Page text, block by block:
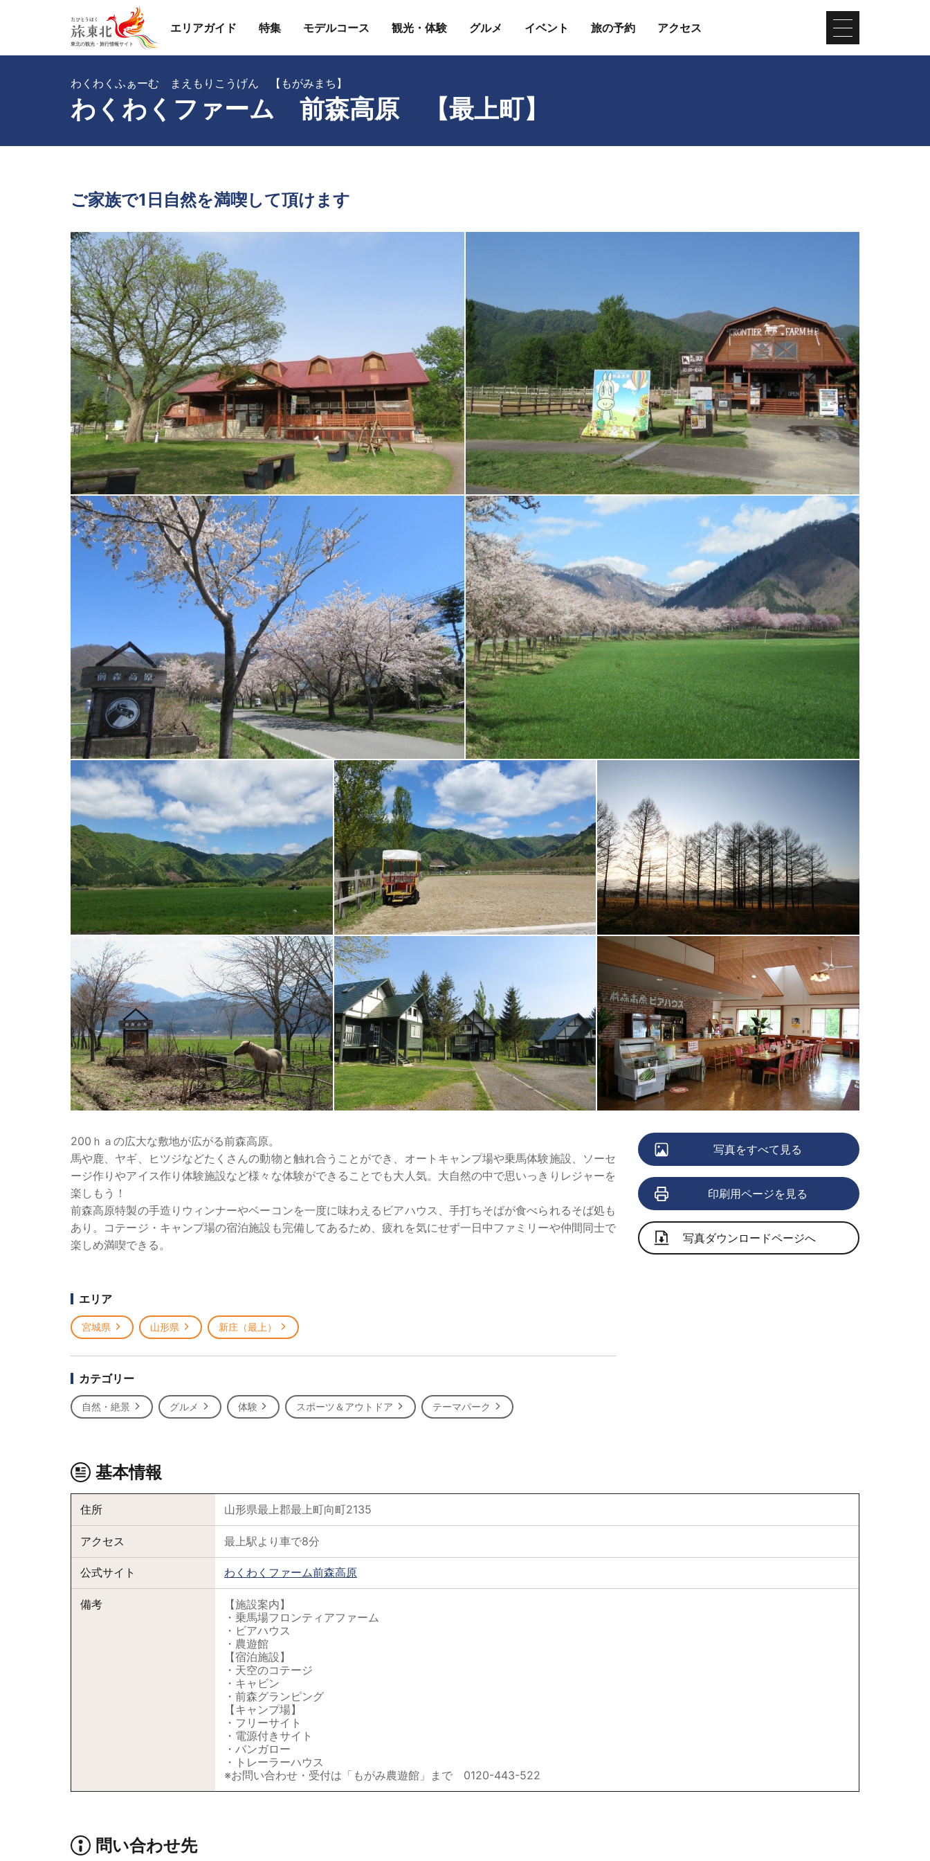
エリアガイド 特集 モデルコース 観光・体験 グルメ イベント 旅の予約 アクセス
わくわくファーム 前森高原 【最上町】
わくわくふぁーむ まえもりこうげん 【もがみまち】
ご家族で1日自然を満喫して頂けます
200ｈａの広大な敷地が広がる前森高原。
馬や鹿、ヤギ、ヒツジなどたくさんの動物と触れ合うことができ、オートキャンプ場や乗馬体験施設、ソーセ
ージ作りやアイス作り体験施設など様々な体験ができることでも大人気。大自然の中で思いっきりレジャーを
楽しもう！
前森高原特製の手造りウィンナーやベーコンを一度に味わえるビアハウス、手打ちそばが食べられるそば処も
あり。コテージ・キャンプ場の宿泊施設も完備してあるため、疲れを気にせず一日中ファミリーや仲間同士で
楽しめ満喫できる。
エリア
宮城県 山形県 新庄（最上）
カテゴリー
自然・絶景 グルメ 体験 スポーツ＆アウトドア テーマパーク
写真をすべて見る
印刷用ページを見る
写真ダウンロードページへ
基本情報
住所 山形県最上郡最上町向町2135
アクセス 最上駅より車で8分
公式サイト わくわくファーム前森高原
備考
【施設案内】
・乗馬場フロンティアファーム
・ビアハウス
・農遊館
【宿泊施設】
・天空のコテージ
・キャビン
・前森グランピング
【キャンプ場】
・フリーサイト
・電源付きサイト
・バンガロー
・トレーラーハウス
※お問い合わせ・受付は「もがみ農遊館」まで 0120-443-522
問い合わせ先